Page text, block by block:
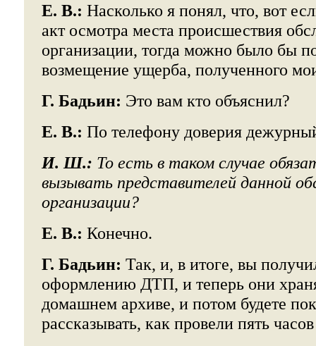
Е. В.: Насколько я понял, что, вот
акт осмотра места происшествия
организации, тогда можно было бы
возмещение ущерба, полученного
Г. Бадьин: Это вам кто объяснил?
Е. В.: По телефону доверия
И. Ш.: То есть в таком случае
вызывать представителей данной
организации?
Е. В.: Конечно.
Г. Бадьин: Так, и, в итоге, вы
оформлению ДТП, и теперь они
домашнем архиве, и потом будете
рассказывать, как провели пять